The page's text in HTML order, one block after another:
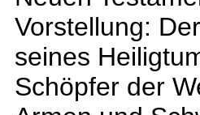
Vorstellung:
seines
Schöpfer der